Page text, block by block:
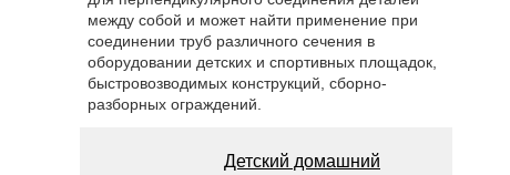
между собой и может найти применение при
соединении труб различного сечения в
оборудовании детских и спортивных площадок,
быстровозводимых конструкций, сборно-
разборных ограждений.
Детский домашний